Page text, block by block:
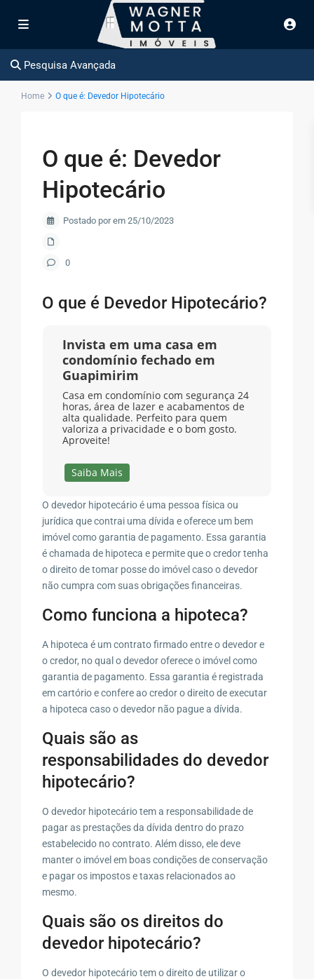
Pesquisa Avançada
Home O que é: Devedor Hipotecário
O que é: Devedor
Hipotecário
Postado por em 25/10/2023
0
O que é Devedor Hipotecário?
Invista em uma casa em
condomínio fechado em
Guapimirim
Casa em condomínio com segurança 24
horas, área de lazer e acabamentos de
alta qualidade. Perfeito para quem
valoriza a privacidade e o bom gosto.
Aproveite!
Saiba Mais
O devedor hipotecário é uma pessoa física ou
jurídica que contrai uma dívida e oferece um bem
imóvel como garantia de pagamento. Essa garantia
é chamada de hipoteca e permite que o credor tenha
o direito de tomar posse do imóvel caso o devedor
não cumpra com suas obrigações financeiras.
Como funciona a hipoteca?
A hipoteca é um contrato firmado entre o devedor e
o credor, no qual o devedor oferece o imóvel como
garantia de pagamento. Essa garantia é registrada
em cartório e confere ao credor o direito de executar
a hipoteca caso o devedor não pague a dívida.
Quais são as
responsabilidades do devedor
hipotecário?
O devedor hipotecário tem a responsabilidade de
pagar as prestações da dívida dentro do prazo
estabelecido no contrato. Além disso, ele deve
manter o imóvel em boas condições de conservação
e pagar os impostos e taxas relacionados ao
mesmo.
Quais são os direitos do
devedor hipotecário?
O devedor hipotecário tem o direito de utilizar o